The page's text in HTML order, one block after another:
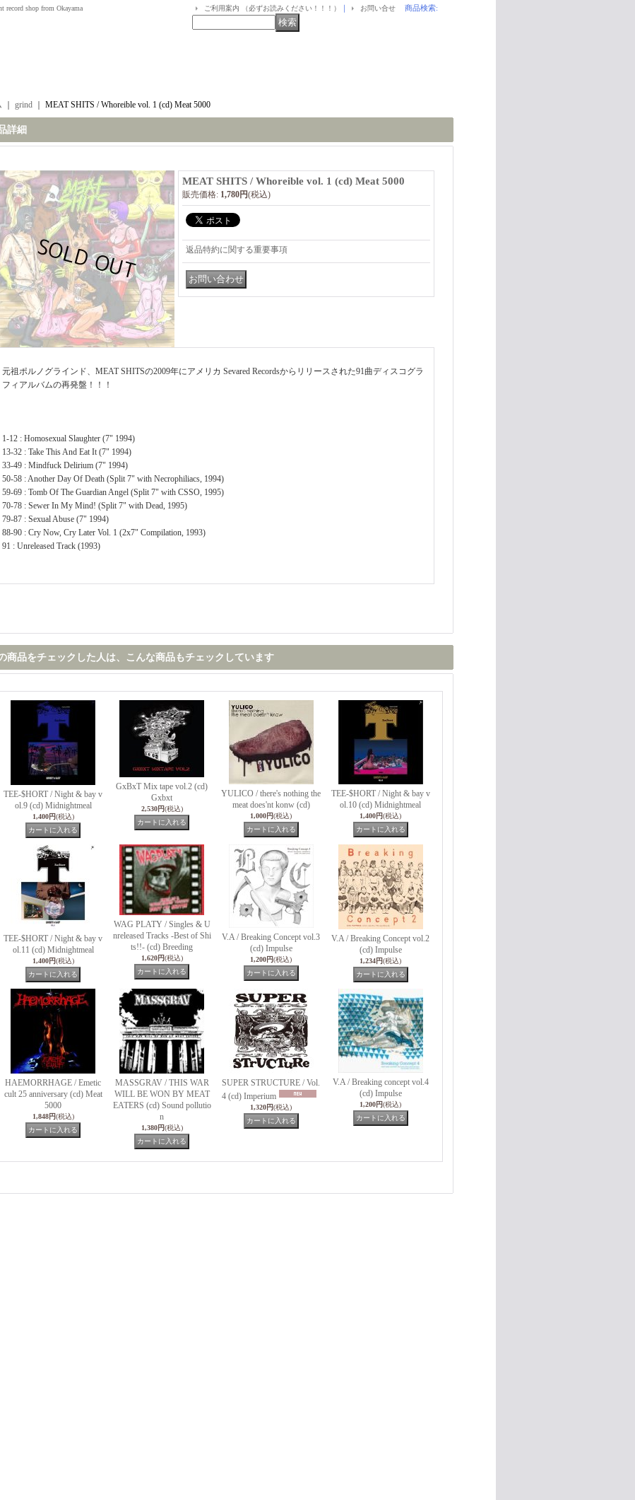
record shop from Okayama ご利用案内 （必ずお読みください！！！） ｜ お問い合せ 商品検索:
grind MEAT SHITS / Whoreible vol. 1 (cd) Meat 5000
詳細
MEAT SHITS / Whoreible vol. 1 (cd) Meat 5000
販売価格: 1,780円(税込)
返品特約に関する重要事項
元祖ポルノグラインド、MEAT SHITSの2009年にアメリカ Sevared Recordsからリリースされた91曲ディスコグラ
フィアルバムの再発盤！！！
1-12 : Homosexual Slaughter (7" 1994)
13-32 : Take This And Eat It (7" 1994)
33-49 : Mindfuck Delirium (7" 1994)
50-58 : Another Day Of Death (Split 7" with Necrophiliacs, 1994)
59-69 : Tomb Of The Guardian Angel (Split 7" with CSSO, 1995)
70-78 : Sewer In My Mind! (Split 7" with Dead, 1995)
79-87 : Sexual Abuse (7" 1994)
88-90 : Cry Now, Cry Later Vol. 1 (2x7" Compilation, 1993)
91 : Unreleased Track (1993)
商品をチェックした人は、こんな商品もチェックしています
TEE-$HORT / Night & bay v
ol.9 (cd) Midnightmeal
1,400円(税込)
GxBxT Mix tape vol.2 (cd)
Gxbxt
2,530円(税込)
YULICO / there's nothing the
meat does'nt konw (cd)
1,000円(税込)
TEE-$HORT / Night & bay v
ol.10 (cd) Midnightmeal
1,400円(税込)
TEE-$HORT / Night & bay v
ol.11 (cd) Midnightmeal
1,400円(税込)
WAG PLATY / Singles & U
nreleased Tracks -Best of Shi
ts!!- (cd) Breeding
1,620円(税込)
V.A / Breaking Concept vol.3
(cd) Impulse
1,200円(税込)
V.A / Breaking Concept vol.2
(cd) Impulse
1,234円(税込)
HAEMORRHAGE / Emetic
cult 25 anniversary (cd) Meat
5000
1,848円(税込)
MASSGRAV / THIS WAR
WILL BE WON BY MEAT
EATERS (cd) Sound pollutio
n
1,380円(税込)
SUPER STRUCTURE / Vol.
4 (cd) Imperium
1,320円(税込)
V.A / Breaking concept vol.4
(cd) Impulse
1,200円(税込)